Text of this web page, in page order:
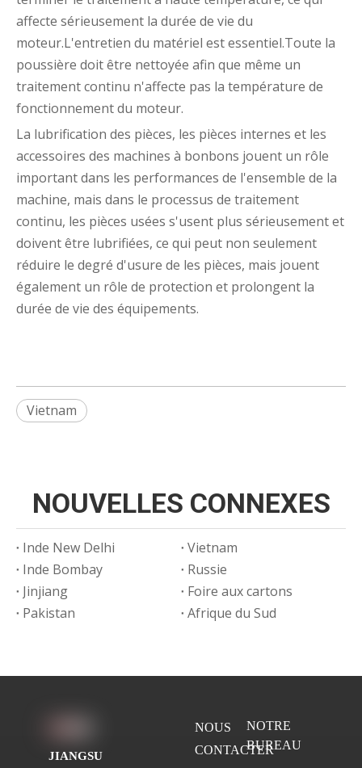
affecte sérieusement la durée de vie du
moteur.L'entretien du matériel est essentiel.Toute la
poussière doit être nettoyée afin que même un
traitement continu n'affecte pas la température de
fonctionnement du moteur.
La lubrification des pièces, les pièces internes et les
accessoires des machines à bonbons jouent un rôle
important dans les performances de l'ensemble de la
machine, mais dans le processus de traitement
continu, les pièces usées s'usent plus sérieusement et
doivent être lubrifiées, ce qui peut non seulement
réduire le degré d'usure de les pièces, mais jouent
également un rôle de protection et prolongent la
durée de vie des équipements.
Vietnam
NOUVELLES CONNEXES
Inde New Delhi
Vietnam
Inde Bombay
Russie
Jinjiang
Foire aux cartons
Pakistan
Afrique du Sud
JIANGSU
NOUS
CONTACTER
NOTRE
BUREAU